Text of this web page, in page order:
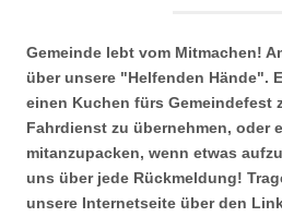
Gemeinde lebt vom Mitmachen!
über unsere "Helfenden Hände".
einen Kuchen fürs Gemeindefest
Fahrdienst zu übernehmen, oder
mitanzupacken, wenn etwas
uns über jede Rückmeldung!
unsere Internetseite über den